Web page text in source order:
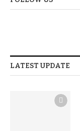
LATEST UPDATE